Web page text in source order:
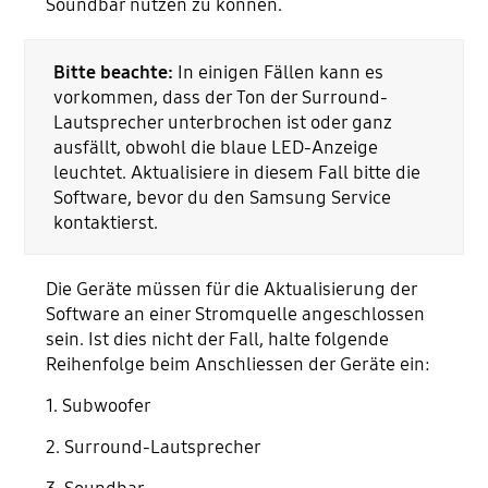
Soundbar nutzen zu können.
Bitte beachte: In einigen Fällen kann es
vorkommen, dass der Ton der Surround-
Lautsprecher unterbrochen ist oder ganz
ausfällt, obwohl die blaue LED-Anzeige
leuchtet. Aktualisiere in diesem Fall bitte die
Software, bevor du den Samsung Service
kontaktierst.
Die Geräte müssen für die Aktualisierung der
Software an einer Stromquelle angeschlossen
sein. Ist dies nicht der Fall, halte folgende
Reihenfolge beim Anschliessen der Geräte ein:
1. Subwoofer
2. Surround-Lautsprecher